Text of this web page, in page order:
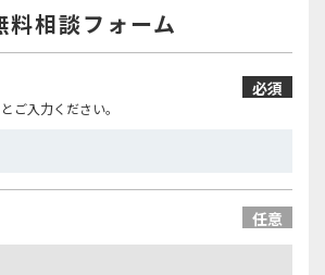
料相談フォーム
必須
ご入力ください。
任意